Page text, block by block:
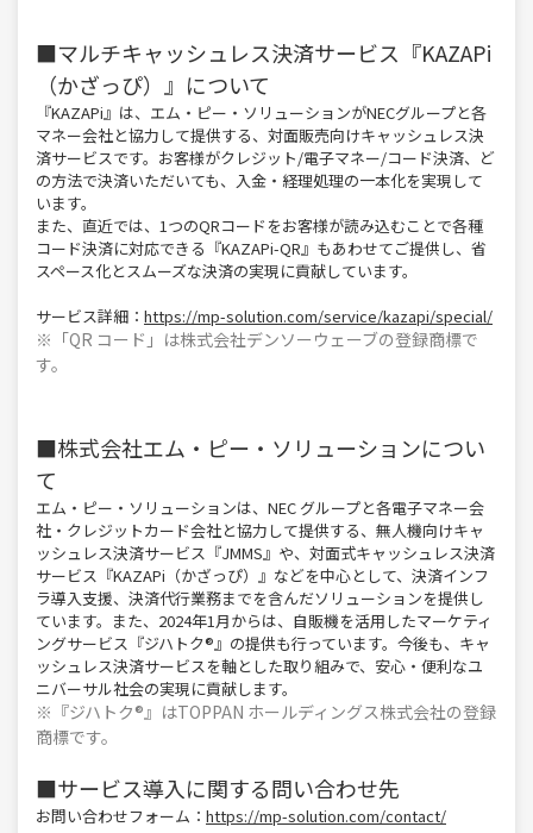
■マルチキャッシュレス決済サービス『KAZAPi
（かざっぴ）』について
『KAZAPi』は、エム・ピー・ソリューションがNECグループと各
マネー会社と協力して提供する、対面販売向けキャッシュレス決
済サービスです。お客様がクレジット/電子マネー/コード決済、ど
の方法で決済いただいても、入金・経理処理の一本化を実現して
います。
また、直近では、1つのQRコードをお客様が読み込むことで各種
コード決済に対応できる『KAZAPi-QR』もあわせてご提供し、省
スペース化とスムーズな決済の実現に貢献しています。
サービス詳細： https://mp-solution.com/service/kazapi/special/
※「QR コード」は株式会社デンソーウェーブの登録商標で
す。
■株式会社エム・ピー・ソリューションについ
て
エム・ピー・ソリューションは、NEC グループと各電子マネー会
社・クレジットカード会社と協力して提供する、無人機向けキャ
ッシュレス決済サービス『JMMS』や、対面式キャッシュレス決済
サービス『KAZAPi（かざっぴ）』などを中心として、決済インフ
ラ導入支援、決済代行業務までを含んだソリューションを提供し
ています。また、2024年1月からは、自販機を活用したマーケティ
ングサービス『ジハトク®』の提供も行っています。今後も、キャ
ッシュレス決済サービスを軸とした取り組みで、安心・便利なユ
ニバーサル社会の実現に貢献します。
※『ジハトク®』はTOPPAN ホールディングス株式会社の登録
商標です。
■サービス導入に関する問い合わせ先
お問い合わせフォーム： https://mp-solution.com/contact/